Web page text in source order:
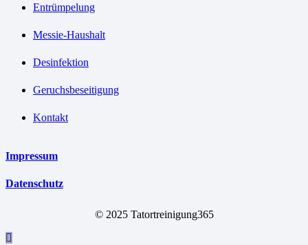
Entrümpelung
Messie-Haushalt
Desinfektion
Geruchsbeseitigung
Kontakt
Impressum
Datenschutz
© 2025 Tatortreinigung365